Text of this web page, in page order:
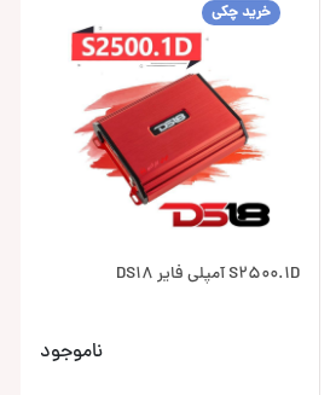
خرید چکی
S2500.1D آمپلی فایر DS18
ناموجود